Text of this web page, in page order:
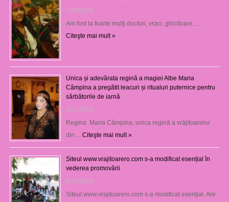
12/03/2025
Am fost la foarte mulţi doctori, vraci, ghicitoare, …
Citeşte mai mult »
Unica și adevărata regină a magiei Albe Maria
Câmpina a pregătit leacuri și ritualuri puternice pentru
sărbătorile de iarnă
26/12/2023
Regina Maria Câmpina, unica regină a vrăjitoarelor
din … Citeşte mai mult »
Siteul www.vrajitoarero.com s-a modificat esențial în
vederea promovării
07/12/2023
Siteul www.vrajitoarero.com s-a modificat esențial. Are